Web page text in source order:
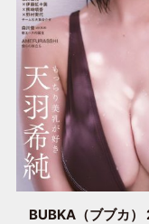
BUBKA（ブブカ